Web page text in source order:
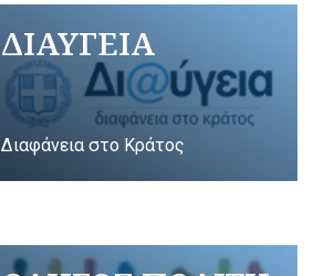
ΔΙΑΥΓΕΙΑ
Διαφάνεια στο Κράτος